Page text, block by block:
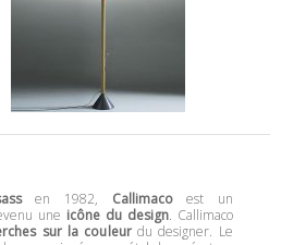
en 1982, Callimacoest un
une icône du design. Callimaco
sur la couleurdu designer. Le